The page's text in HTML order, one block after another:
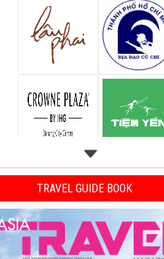
TRAVEL GUIDE BOOK
Previous